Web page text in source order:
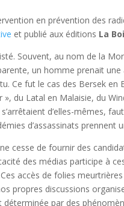
en prévention des
et publié aux éditions La
Souvent, au nom de la
un homme prenait
Ce fut le cas des Bersek en
du Latal en Malaisie, du
d’elles-mêmes,
d’assassinats prennent
cesse de fournir des
des médias participe à
accès de folies
propres discussions
par des